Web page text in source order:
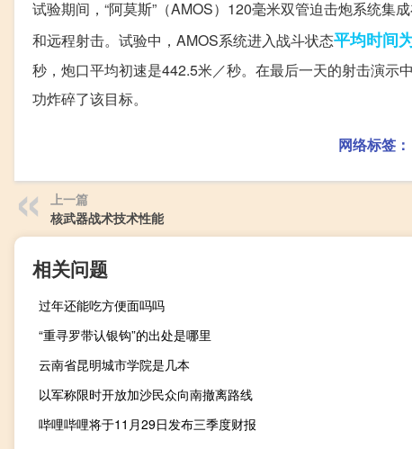
试验期间，“阿莫斯”（AMOS）120毫米双管迫击炮系统
和远程射击。试验中，AMOS系统进入战斗状态平均时间
秒，炮口平均初速是442.5米／秒。在最后一天的射击演示
功炸碎了该目标。
网络标签：
上一篇
核武器战术技术性能
相关问题
过年还能吃方便面吗吗
“重寻罗带认银钩”的出处是哪里
云南省昆明城市学院是几本
以军称限时开放加沙民众向南撤离路线
哔哩哔哩将于11月29日发布三季度财报